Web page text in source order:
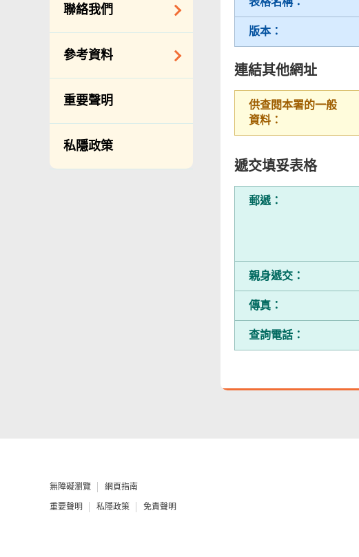
備存紀錄一覽表
聯絡我們
查詢、建議、要求
和投訴
分區環境衞生辦事
處地址及電話
滲水投訴調查聯合
辦事處 辦公時間、
參考資料
年度整合開放數據
計劃（包含空間數
據計劃）
立法會事務
促進種族平等
重要聲明
私隱政策
版本：
連結其他網址
供查閱本署的一般
資料：
遞交填妥表格
郵遞：
親身遞交：
傳真：
查詢電話：
無障礙瀏覽 網頁指南
重要聲明 私隱政策 免責聲明